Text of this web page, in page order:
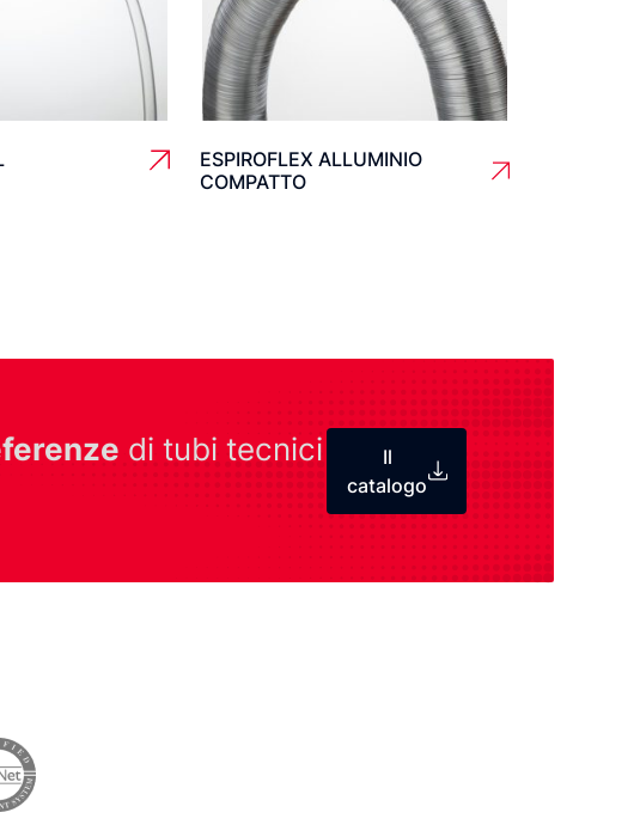
ESPIROFLEX ALLUMINIO
COMPATTO
di tubi tecnici
Il
catalogo